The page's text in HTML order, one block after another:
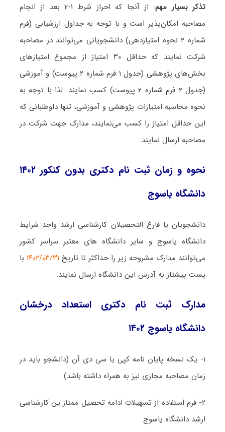
تذکر بسیار مهم
: از آنجا که احراز شرط ۱-۲ بعد از انجام
مصاحبه امکان‌پذیر است و با توجه به جداول ارزشیابی (فرم
شماره ۲ نحوه امتیازدهی) دانشجویانی می‌توانند در مصاحبه
شرکت نمایند که حداقل ۳۰ امتیاز از مجموع امتیاز‌های
بخش‌های پژوهشی (جدول ۱ فرم شماره ۲ پیوست) و آموزشی
(جدول ۲ فرم شماره ۲ پیوست) کسب نمایند. لذا با توجه به
نحوه محاسبه امتیازات پژوهشی و آموزشی، تنها داوطلبانی که
این حداقل امتیاز را کسب می‌نمایند، مدارک جهت شرکت در
مصاحبه ارسال نمایند.
نحوه و زمان ثبت نام دکتری بدون کنکور ۱۴۰۲
دانشگاه یاسوج
دانشجویان یا فارغ التحصیلان کارشناسی ارشد واجد شرایط
دانشگاه یاسوج و سایر دانشگاه های معتبر سراسر کشور
می‌توانند مدارک مشروحه زیر را حداکثر تا تاریخ ۱۴۰۲/۰۳/۳۱ با
پست پیشتاز به آدرس این دانشگاه ارسال نمایند.
مدارک ثبت نام دکتری استعداد درخشان
دانشگاه یاسوج ۱۴۰۲
۱- یک نسخه پایان نامه کپی یا سی دی آن (دانشجو باید در
زمان مصاحبه مجازی نیز به همراه داشته باشد)
۲- فرم استفاده از تسهیلات ادامه تحصیل ممتاز ین کارشناسی
ارشد دانشگاه یاسوج